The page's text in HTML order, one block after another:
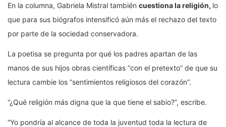
En la columna, Gabriela Mistral también cuestiona la religión, lo
que para sus biógrafos intensificó aún más el rechazo del texto
por parte de la sociedad conservadora.
La poetisa se pregunta por qué los padres apartan de las
manos de sus hijos obras científicas “con el pretexto” de que su
lectura cambie los “sentimientos religiosos del corazón”.
“¿Qué religión más digna que la que tiene el sabio?”, escribe.
“Yo pondría al alcance de toda la juventud toda la lectura de